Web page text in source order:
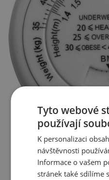
Tyto webové
používají
K personalizaci
návštěvnosti
Informace o vašem
stránek také sdílíme